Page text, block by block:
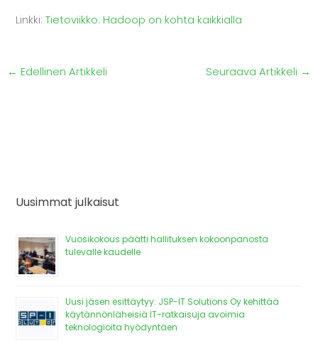
Linkki:Tietoviikko: Hadoop on kohta kaikkialla
← Edellinen Artikkeli Seuraava Artikkeli →
Uusimmat julkaisut
Vuosikokous päätti hallituksen kokoonpanosta
tulevalle kaudelle
Uusi jäsen esittäytyy: JSP-IT Solutions Oy kehittää
käytännönläheisiä IT-ratkaisuja avoimia
teknologioita hyödyntäen